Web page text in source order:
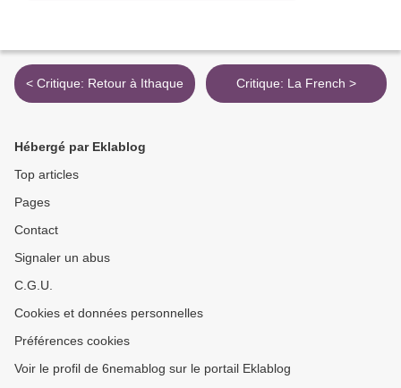
< Critique: Retour à Ithaque Critique: La French >
Hébergé par Eklablog
Top articles
Pages
Contact
Signaler un abus
C.G.U.
Cookies et données personnelles
Préférences cookies
Voir le profil de 6nemablog sur le portail Eklablog